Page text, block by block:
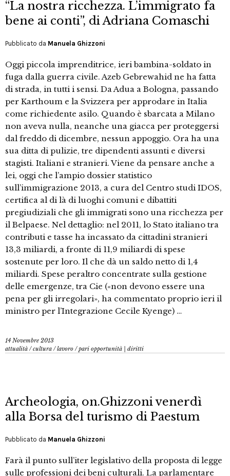
“La nostra ricchezza. L’immigrato fa
bene ai conti”, di Adriana Comaschi
Pubblicato da Manuela Ghizzoni
Oggi piccola imprenditrice, ieri bambina-soldato in
fuga dalla guerra civile. Azeb Gebrewahid ne ha fatta
di strada, in tutti i sensi. Da Adua a Bologna, passando
per Karthoum e la Svizzera per approdare in Italia
come richiedente asilo. Quando è sbarcata a Milano
non aveva nulla, neanche una giacca per proteggersi
dal freddo di dicembre, nessun appoggio. Ora ha una
sua ditta di pulizie, tre dipendenti assunti e diversi
stagisti. Italiani e stranieri. Viene da pensare anche a
lei, oggi che l’ampio dossier statistico
sull’immigrazione 2013, a cura del Centro studi IDOS,
certifica al di là di luoghi comuni e dibattiti
pregiudiziali che gli immigrati sono una ricchezza per
il Belpaese. Nel dettaglio: nel 2011, lo Stato italiano tra
contributi e tasse ha incassato da cittadini stranieri
13,3 miliardi, a fronte di 11,9 miliardi di spese
sostenute per loro. Il che dà un saldo netto di 1,4
miliardi. Spese peraltro concentrate sulla gestione
delle emergenze, tra Cie («non devono essere una
pena per gli irregolari», ha commentato proprio ieri il
ministro per l’Integrazione Cecile Kyenge) …
14 Novembre 2013
attualità /cultura /lavoro /pari opportunità | diritti
Archeologia, on.Ghizzoni venerdì
alla Borsa del turismo di Paestum
Pubblicato da Manuela Ghizzoni
Farà il punto sull’iter legislativo della proposta di legge
sulle professioni dei beni culturali. La parlamentare